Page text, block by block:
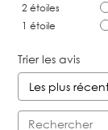
2 étoiles
1 étoile
Trier les avis